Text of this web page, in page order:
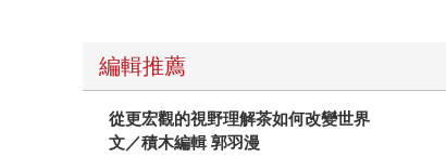
編輯推薦
從更宏觀的視野理解茶如何改變世界
文／積木編輯 郭羽漫